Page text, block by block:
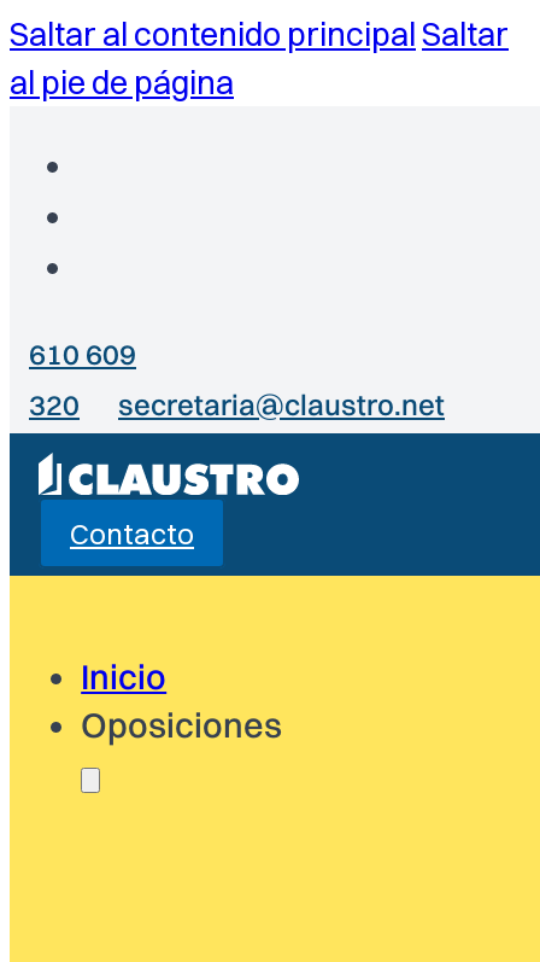
Saltar al contenido principalSaltar
al pie de página
610 609
320
secretaria@claustro.net
Contacto
Inicio
Oposiciones